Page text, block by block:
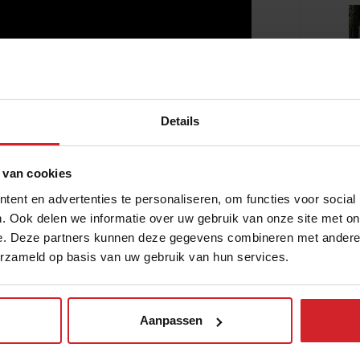
Details
cookies
en advertenties te personaliseren, om functies voor social
Ook delen we informatie over uw gebruik van onze site met
Deze partners kunnen deze gegevens combineren met
op basis van uw gebruik van hun services.
Aanpassen
geboren: mijn nieuwe CuliAir
PH-EAT. Gemaakt in het hart van
dit moment getest. Spannend! Nog
's Werelds enige culinaire
maanden met smulpapen aan